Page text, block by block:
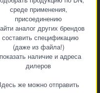
среде применения,
присоединению
аналог других брендов
составить спецификацию
(даже из файла!)
наличие и адреса
дилеров
же можно отправить
законом об авторском
разрешения